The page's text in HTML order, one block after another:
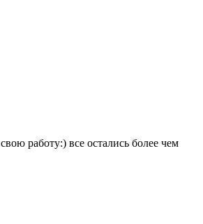
работу:) все остались более чем